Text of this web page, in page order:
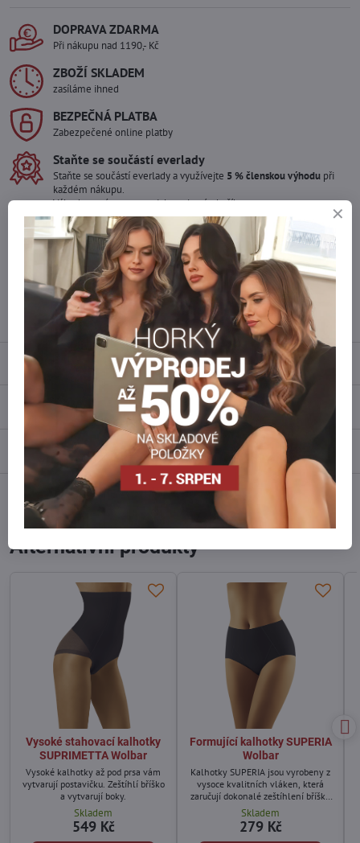
DOPRAVA ZDARMA
Při nákupu nad 1190,- Kč
ZBOŽÍ SKLADEM
zasíláme ihned
BEZPEČNÁ PLATBA
Zabezpečené online platby
Staňte se součástí everlady
Staňte se součástí everlady a využívejte 5 % členskou výhodu při
každém nákupu.
Výhoda se vám automaticky uplatní v košíku.
Máte zájem o více kusů ?
Kontaktujte nás na mail, zboží pro Vás doskladníme!
info​@everlady​.eu
Popis
Recenze 0
Diskuse 0
Facebook Reddit WhatsApp
Alternativní produkty
Vysoké stahovací kalhotky
SUPRIMETTA Wolbar
Vysoké kalhotky až pod prsa vám
vytvarují postavičku. Zeštíhlí bříško
a vytvarují boky.
Skladem
549 Kč
Formující kalhotky SUPERIA
Wolbar
Kalhotky SUPERIA jsou vyrobeny z
vysoce kvalitních vláken, která
zaručují dokonalé zeštíhlení bříška
a boků.
Skladem
279 Kč